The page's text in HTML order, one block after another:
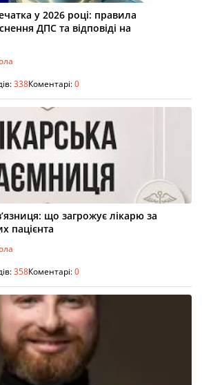
у 2026 році: правила
ДПС та відповіді на
338Коментарі:0
що загрожує лікарю за
пацієнта
358Коментарі:0